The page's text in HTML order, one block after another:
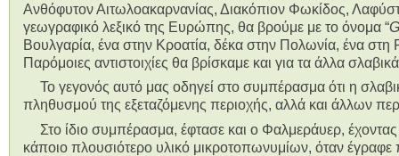
Ανθόφυτον Αιτωλοακαρνανίας, Διακόπιον Φωκίδος,
γεωγραφικό λεξικό της Ευρώπης, θα βρούμε με το όνομα “
Βουλγαρία, ένα στην Κροατία, δέκα στην Πολωνία, ένα
Παρόμοιες αντιστοιχίες θα βρίσκαμε και για τα άλλα
Το γεγονός αυτό μας οδηγεί στο συμπέρασμα ότι η
πληθυσμού της εξεταζόμενης περιοχής, αλλά και άλλων
Στο ίδιο συμπέρασμα, έφτασε και ο Φαλμεράυερ,
κάποιο πλουσιότερο υλικό μικροτοπωνυμίων, όταν έγραφε